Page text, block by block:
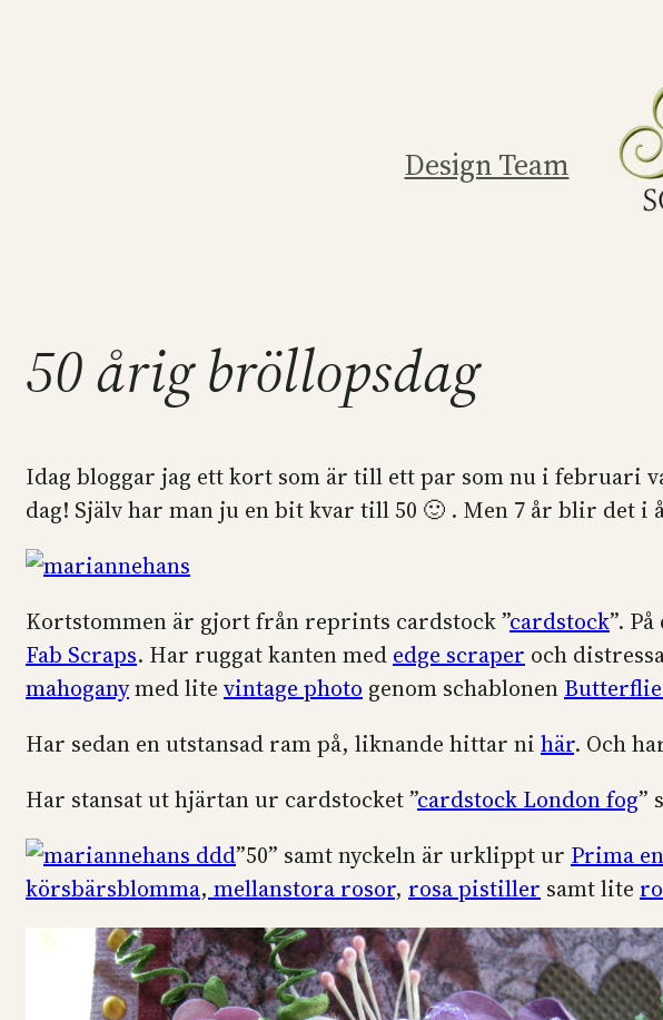
Design Team
50 årig bröllopsdag
Idag bloggar jag ett kort som är till ett par som nu i februari
dag! Själv har man ju en bit kvar till 50 🙂 . Men 7 år blir det i
Kortstommen är gjort från reprints cardstock ”cardstock”.
Fab Scraps. Har ruggat kanten med edge scraper och
mahoganymed lite vintage photo genom schablonen
Har sedan en utstansad ram på, liknande hittar ni här. Och
Har stansat ut hjärtan ur cardstocket ”cardstock London fog”
”50” samt nyckeln är urklippt ur Prima
körsbärsblomma, mellanstora rosor, rosa pistiller samt lite